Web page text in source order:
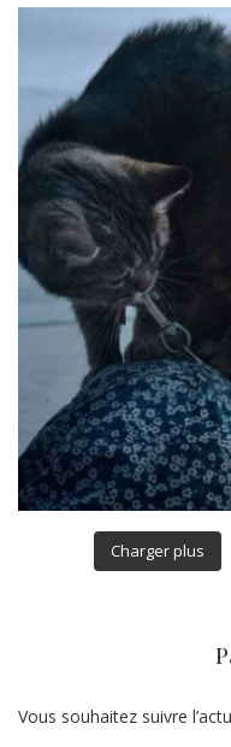
Charger plus
Vous souhaitez suivre